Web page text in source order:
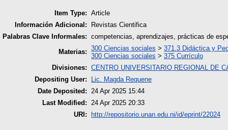
Item Type: Article
Información Adicional:
Revistas Cientifica
Palabras Clave Informales: competencias, aprendizajes, prácticas de
Materias: 300 Ciencias sociales > 371.3 Didáctica y
300 Ciencias sociales > 375 Currículo
Divisiones: CENTRO UNIVERSITARIO REGIONAL DE
Depositing User:
Lic. Magda Requene
Date Deposited:
24 Apr 2025 15:44
Last Modified:
24 Apr 2025 20:33
URI:
http://repositorio.unan.edu.ni/id/eprint/22024